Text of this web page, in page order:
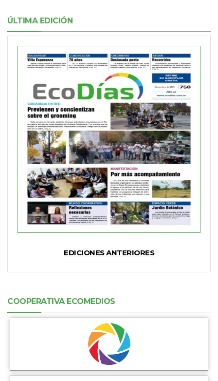
ÚLTIMA EDICIÓN
EDICIONES ANTERIORES
COOPERATIVA ECOMEDIOS